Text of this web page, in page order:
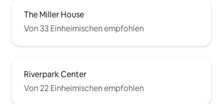
The Miller House
Von 33 Einheimischen empfohlen
Riverpark Center
Von 22 Einheimischen empfohlen